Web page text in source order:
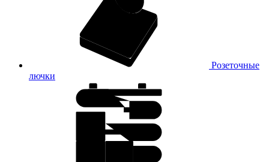
Розеточные
лючки